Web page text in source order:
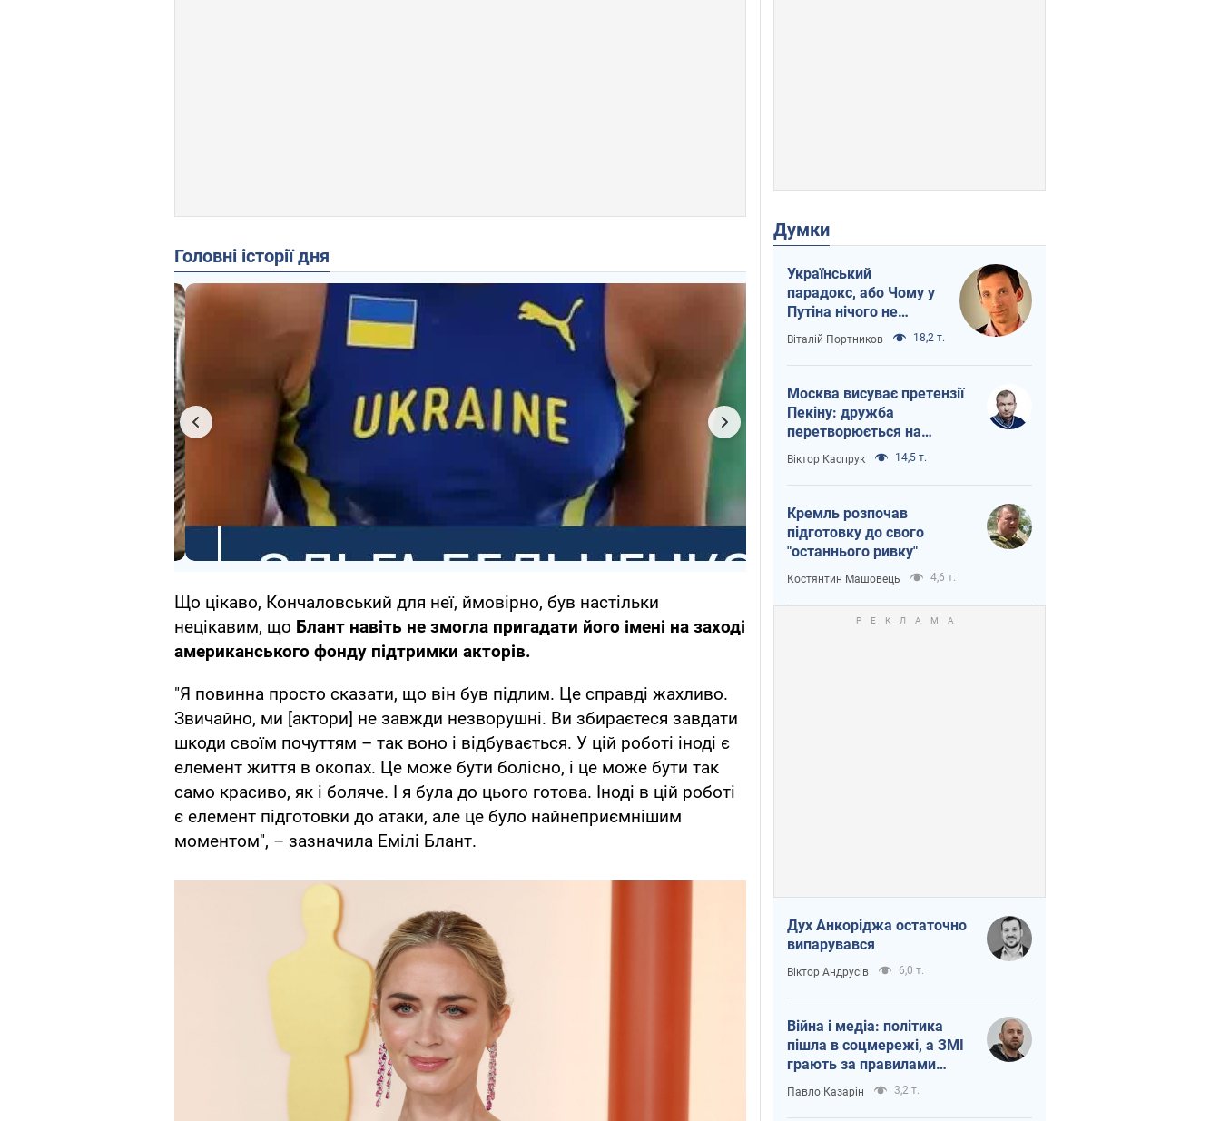
Головні історії дня
Що цікаво, Кончаловський для неї, ймовірно, був настільки
нецікавим, що Блант навіть не змогла пригадати його імені на заході
американського фонду підтримки акторів.
"Я повинна просто сказати, що він був підлим. Це справді жахливо.
Звичайно, ми [актори] не завжди незворушні. Ви збираєтеся завдати
шкоди своїм почуттям – так воно і відбувається. У цій роботі іноді є
елемент життя в окопах. Це може бути болісно, і це може бути так
само красиво, як і боляче. І я була до цього готова. Іноді в цій роботі
є елемент підготовки до атаки, але це було найнеприємнішим
моментом", – зазначила Емілі Блант.
Думки
Український
парадокс, або Чому у
Путіна нічого не
вийшло з Україною
Віталій Портников 18,2 т.
Москва висуває претензії
Пекіну: дружба
перетворюється на
залежність Росії від
Китаю
Віктор Каспрук 14,5 т.
Кремль розпочав
підготовку до свого
"останнього ривку"
Костянтин Машовець 4,6 т.
Дух Анкоріджа остаточно
випарувався
Віктор Андрусів 6,0 т.
Війна і медіа: політика
пішла в соцмережі, а ЗМІ
грають за правилами
ютуб
Павло Казарін 3,2 т.